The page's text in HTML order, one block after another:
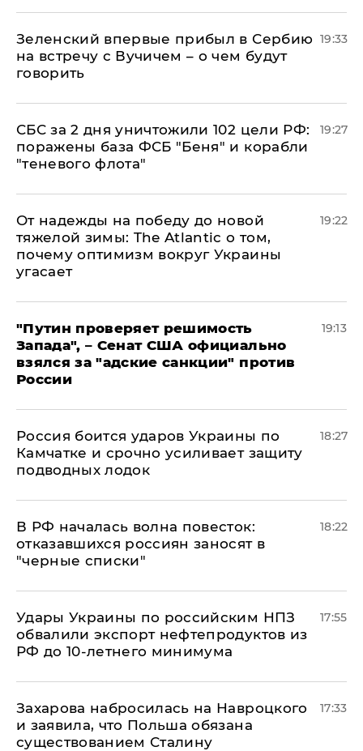
Зеленский впервые прибыл в Сербию
на встречу с Вучичем – о чем будут
говорить
19:33
СБС за 2 дня уничтожили 102 цели РФ:
поражены база ФСБ "Беня" и корабли
"теневого флота"
19:27
От надежды на победу до новой
тяжелой зимы: The Atlantic о том,
почему оптимизм вокруг Украины
угасает
19:22
"Путин проверяет решимость
Запада", – Сенат США официально
взялся за "адские санкции" против
России
19:13
Россия боится ударов Украины по
Камчатке и срочно усиливает защиту
подводных лодок
18:27
​В РФ началась волна повесток:
отказавшихся россиян заносят в
"черные списки"
18:22
Удары Украины по российским НПЗ
обвалили экспорт нефтепродуктов из
РФ до 10-летнего минимума
17:55
​Захарова набросилась на Навроцкого
и заявила, что Польша обязана
существованием Сталину
17:33